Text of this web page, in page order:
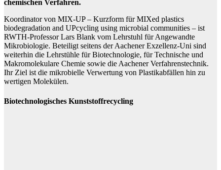
chemischen Verfahren.
Koordinator von MIX-UP – Kurzform für MIXed plastics
biodegradation and UPcycling using microbial communities – ist
RWTH-Professor Lars Blank vom Lehrstuhl für Angewandte
Mikrobiologie. Beteiligt seitens der Aachener Exzellenz-Uni sind
weiterhin die Lehrstühle für Biotechnologie, für Technische und
Makromolekulare Chemie sowie die Aachener Verfahrenstechnik.
Ihr Ziel ist die mikrobielle Verwertung von Plastikabfällen hin zu
wertigen Molekülen.
Biotechnologisches Kunststoffrecycling